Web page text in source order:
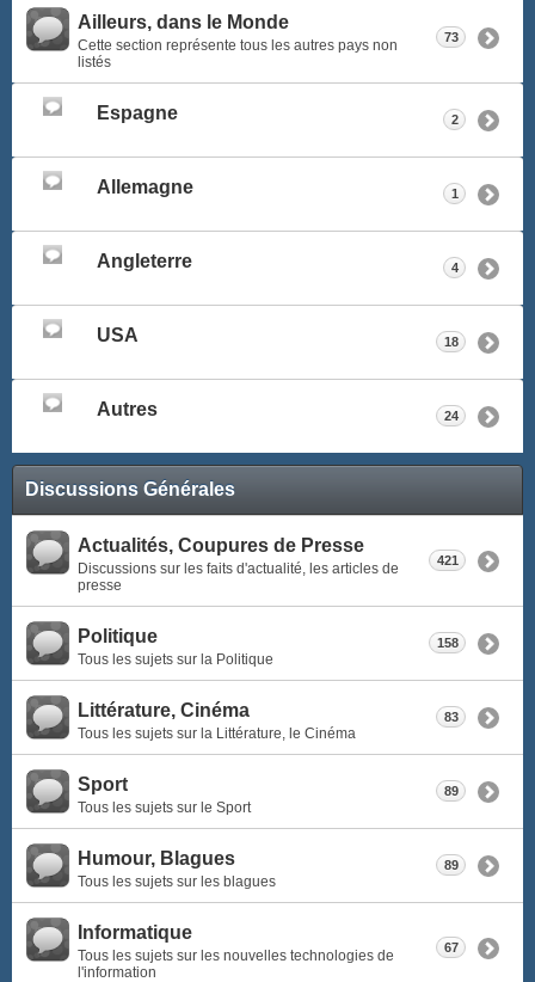
Ailleurs, dans le Monde
Cette section représente tous les autres pays non
listés
73
Espagne 2
Allemagne 1
Angleterre 4
USA 18
Autres 24
Discussions Générales
Actualités, Coupures de Presse
Discussions sur les faits d'actualité, les articles de
presse
421
Politique
Tous les sujets sur la Politique
158
Littérature, Cinéma
Tous les sujets sur la Littérature, le Cinéma
83
Sport
Tous les sujets sur le Sport
89
Humour, Blagues
Tous les sujets sur les blagues
89
Informatique
Tous les sujets sur les nouvelles technologies de
l'information
67